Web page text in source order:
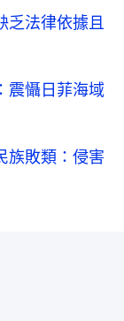
乏法律依據且
震懾日菲海域
族敗類：侵害